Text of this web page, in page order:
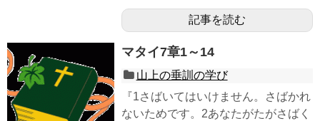
記事を読む
マタイ7章1～14
山上の垂訓の学び
『1さばいてはいけません。さばかれ
ないためです。2あなたがたがさばく